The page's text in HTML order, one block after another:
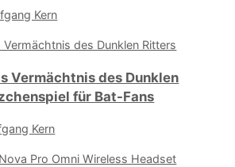
Kern
Vermächtnis des Dunklen
für Bat-Fans
Kern